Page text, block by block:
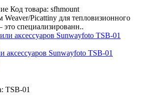
Код товара: sfhmount
Picattiny для тепловизионного
специализированн..
Sunwayfoto TSB-01
TSB-01